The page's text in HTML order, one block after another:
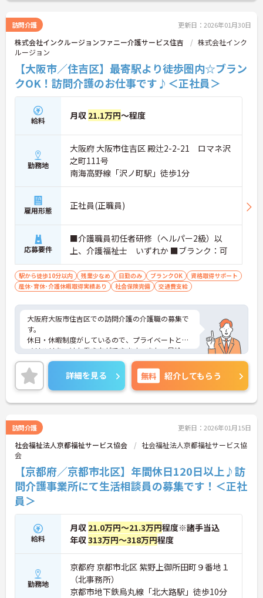
訪問介護 更新日：2026年01月30日
株式会社インクルージョンファニー介護サービス住吉
株式会社インク
ルージョン
【大阪市／住吉区】最寄駅より徒歩圏内☆ブラン
クOK！訪問介護のお仕事です♪＜正社員＞
給料 月収 21.1万円～程度
勤務地
大阪府 大阪市住吉区 殿辻2-2-21 ロマネ沢
之町111号
南海高野線「沢ノ町駅」徒歩1分
雇用形態 正社員(正職員)
応募要件
■介護職員初任者研修（ヘルパー2級）以
上、介護福祉士 いずれか ■ブランク：可
駅から徒歩10分以内 残業少なめ 日勤のみ ブランクOK
資格取得サポート
産休･育休･介護休暇取得実績あり
社会保険完備 交通費支給
大阪府大阪市住吉区での訪問介護の介護職の募集で
す。
休日・休暇制度がしているので、プライベートとの
メリハリをつけた働き方ができます。また、昇給・
賞与制度があり、頑張りがきちんと評価される職場
です。
ご興味のある方には、面接対策ポイントなど、さら
に詳細をお話しいたしますのでお気軽にご相談くだ
さい！
詳細を見る 無料 紹介してもらう
訪問介護 更新日：2026年01月15日
社会福祉法人京都福祉サービス協会
社会福祉法人京都福祉サービス協
会
【京都府／京都市北区】年間休日120日以上♪訪
問介護事業所にて生活相談員の募集です！＜正社
員＞
給料
月収 21.0万円～21.3万円程度※諸手当込
年収313万円～318万円程度
勤務地
京都府 京都市北区 紫野上御所田町９番地１
（北事務所）
京都市地下鉄烏丸線「北大路駅」徒歩10分